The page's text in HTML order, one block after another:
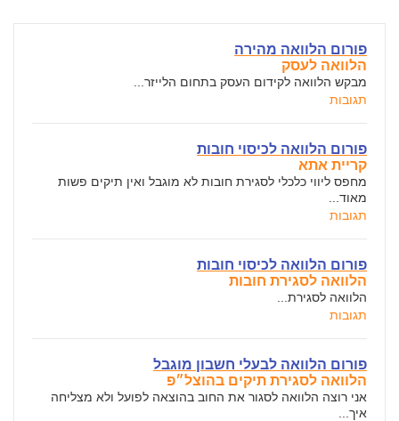
פורום הלוואה מהירה
הלוואה לעסק
מבקש הלוואה לקידום העסק בתחום הלייזר...
תגובות
פורום הלוואה לכיסוי חובות
קריית אתא
מחפס ליווי כלכלי לסגירת חובות לא מוגבל ואין תיקים פשות
מאוד...
תגובות
פורום הלוואה לכיסוי חובות
הלוואה לסגירת חובות
הלוואה לסגירת...
תגובות
פורום הלוואה לבעלי חשבון מוגבל
הלוואה לסגירת תיקים בהוצל״פ
אני רוצה הלוואה לסגור את החוב בהוצאה לפועל ולא מצליחה
איך...